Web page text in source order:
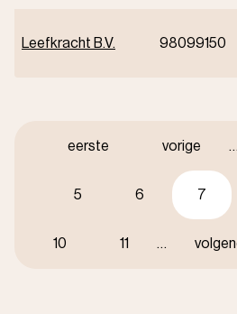
Leefkracht B.V. 98099150
Eerste
eerste
Vorige
pagina
vorige …
Pagina
5 Pagina
6
Huidige
pagina
7
Pagina
10 Pagina
11 …